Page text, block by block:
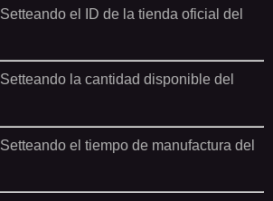
Setteando el ID de la tienda oficial del
Setteando la cantidad disponible del
Setteando el tiempo de manufactura del